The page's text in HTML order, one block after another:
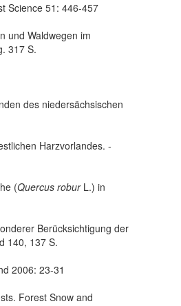
Science 51: 446-457
und Waldwegen im
317 S.
des niedersächsischen
Harzvorlandes. -
(Quercus roburL.) in
Berücksichtigung der
140, 137 S.
2006: 23-31
Forest Snow and